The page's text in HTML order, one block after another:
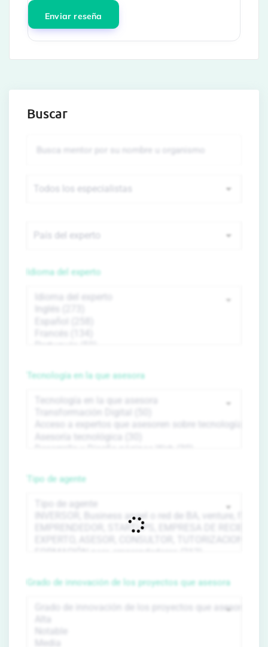
Buscar
Idioma del experto
Tecnología en la que asesora
Tipo de agente
Grado de innovación de los proyectos que asesora